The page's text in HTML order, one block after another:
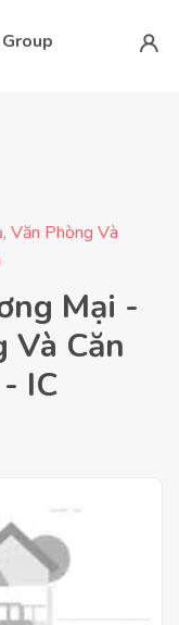
Văn Phòng Và
Mại -
Và Căn
IC